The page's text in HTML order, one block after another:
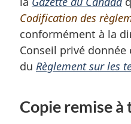
Codification des
conformément à la
Conseil privé donnée
du Règlement sur les
Copie remise